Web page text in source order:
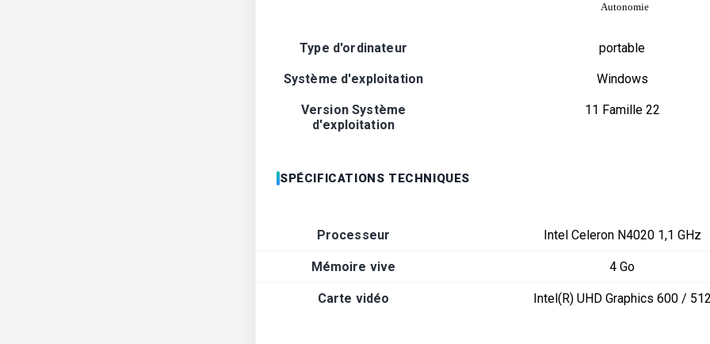
Type d'ordinateur portable
Système d'exploitation Windows
Version Système
d'exploitation
11 Famille 22
SPÉCIFICATIONS TECHNIQUES
Processeur Intel Celeron N4020 1,1 GHz
Mémoire vive 4 Go
Carte vidéo Intel(R) UHD Graphics 600 /